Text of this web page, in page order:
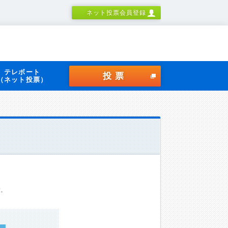
ネット投票会員登録
テレボート
（ネット投票）
投票